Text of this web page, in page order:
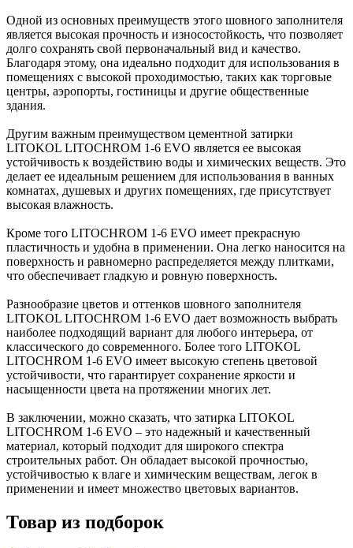
Одной из основных преимуществ этого шовного заполнителя
является высокая прочность и износостойкость, что позволяет
долго сохранять свой первоначальный вид и качество.
Благодаря этому, она идеально подходит для использования в
помещениях с высокой проходимостью, таких как торговые
центры, аэропорты, гостиницы и другие общественные
здания.
Другим важным преимуществом цементной затирки
LITOKOL LITOCHROM 1-6 EVO является ее высокая
устойчивость к воздействию воды и химических веществ. Это
делает ее идеальным решением для использования в ванных
комнатах, душевых и других помещениях, где присутствует
высокая влажность.
Кроме того LITOCHROM 1-6 EVO имеет прекрасную
пластичность и удобна в применении. Она легко наносится на
поверхность и равномерно распределяется между плитками,
что обеспечивает гладкую и ровную поверхность.
Разнообразие цветов и оттенков шовного заполнителя
LITOKOL LITOCHROM 1-6 EVO дает возможность выбрать
наиболее подходящий вариант для любого интерьера, от
классического до современного. Более того LITOKOL
LITOCHROM 1-6 EVO имеет высокую степень цветовой
устойчивости, что гарантирует сохранение яркости и
насыщенности цвета на протяжении многих лет.
В заключении, можно сказать, что затирка LITOKOL
LITOCHROM 1-6 EVO – это надежный и качественный
материал, который подходит для широкого спектра
строительных работ. Он обладает высокой прочностью,
устойчивостью к влаге и химическим веществам, легок в
применении и имеет множество цветовых вариантов.
Товар из подборок